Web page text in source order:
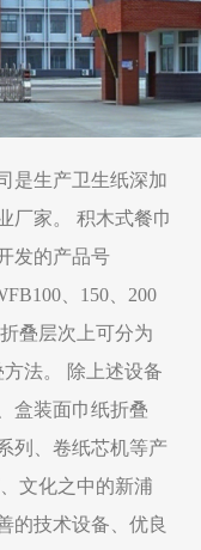
生产卫生纸深加
厂家。 积木式餐巾
发的产品号
、150、200
叠层次上可分为
法。 除上述设备
盒装面巾纸折叠
列、卷纸芯机等产
文化之中的新浦
的技术设备、优良